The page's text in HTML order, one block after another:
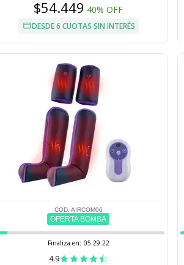
$54.449 40% OFF
DESDE 6 CUOTAS SIN INTERÉS
COD. AIRCOM06
OFERTA BOMBA
Finaliza en: 05:29:21
4.9